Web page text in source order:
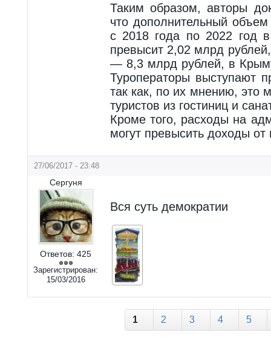
Таким образом, авторы
что дополнительный
с 2018 года по 2022 год
превысит 2,02 млрд
— 8,3 млрд рублей, в
Туроператоры выступают
так как, по их мнению, это
туристов из гостиниц и
Кроме того, расходы на
могут превысить доходы от
27/06/2017 - 23:48
Сергуня
Ответов: 425
Зарегистрирован:
15/03/2016
Вся суть демократии
1 2 3 4 5